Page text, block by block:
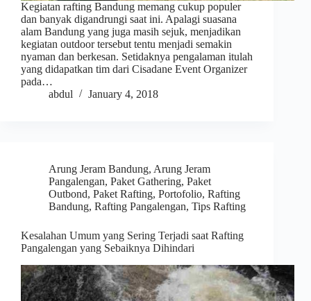
Kegiatan rafting Bandung memang cukup populer
dan banyak digandrungi saat ini. Apalagi suasana
alam Bandung yang juga masih sejuk, menjadikan
kegiatan outdoor tersebut tentu menjadi semakin
nyaman dan berkesan. Setidaknya pengalaman itulah
yang didapatkan tim dari Cisadane Event Organizer
pada…
abdul
January 4, 2018
Arung Jeram Bandung, Arung Jeram
Pangalengan, Paket Gathering, Paket
Outbond, Paket Rafting, Portofolio, Rafting
Bandung, Rafting Pangalengan, Tips Rafting
Kesalahan Umum yang Sering Terjadi saat Rafting
Pangalengan yang Sebaiknya Dihindari